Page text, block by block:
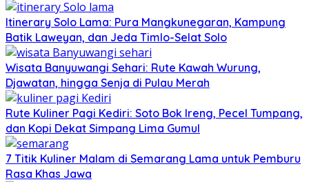
Itinerary Solo Lama: Pura Mangkunegaran, Kampung
Batik Laweyan, dan Jeda Timlo-Selat Solo
Wisata Banyuwangi Sehari: Rute Kawah Wurung,
Djawatan, hingga Senja di Pulau Merah
Rute Kuliner Pagi Kediri: Soto Bok Ireng, Pecel Tumpang,
dan Kopi Dekat Simpang Lima Gumul
7 Titik Kuliner Malam di Semarang Lama untuk Pemburu
Rasa Khas Jawa